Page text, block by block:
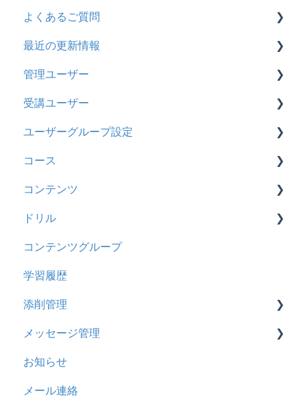
よくあるご質問
契約
トライアル
カスタマイズ
インターネット・セキュリティ
料金
管理ユーザー・受講ユーザー
履歴
コンテンツ
CSV
ドキュメント
ビデオ
ドリル
メール
最近の更新情報
2026年8月アップデート
2026年2月アップデート
2025年10月アップデート
2025年9月アップデート
2025年3月アップデート
2024年12月アップデート
2024年8月アップデート
2024年5月アップデート
2023年12月アップデート
2023年11月アップデート
2023年8月アップデート
2023年4月アップデート
管理ユーザー
管理ユーザーの統合について
管理ユーザーについて
ロールと権限
受講ユーザー
基本操作
【新レイアウト】受講ユーザー登録について
【旧レイアウト】ユーザー編集について
ユーザーグループ設定
【新レイアウト】ユーザーグループ設定
【旧レイアウト】ユーザーグループ設定
コース
基本操作
新レイアウト
旧レイアウト
コース詳細設定の参考
ストレスチェック
CSVについて
コンテンツ
ビデオ
ドキュメント
多言語表示
リンク
ドリル
概要
問題について
ドリルについて
【問題・ドリル】の参考
ドリルスキンについて
問題属性
コンテンツグループ
学習履歴
添削管理
概要
基本操作
採点権限のみを持ったユーザ
メッセージ管理
基本操作
リンクメッセージスレッド
お知らせ
メール連絡